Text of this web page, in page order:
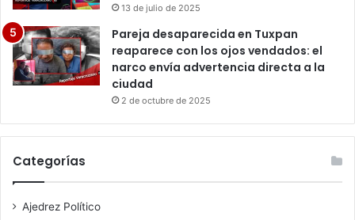
13 de julio de 2025
Pareja desaparecida en Tuxpan
reaparece con los ojos vendados: el
narco envía advertencia directa a la
ciudad
2 de octubre de 2025
Categorías
Ajedrez Político